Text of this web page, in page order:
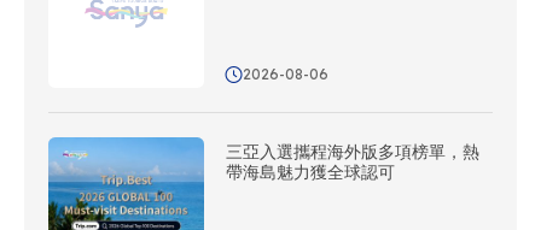
2026-08-06
三亞入選攜程海外版多項榜單，熱
帶海島魅力獲全球認可